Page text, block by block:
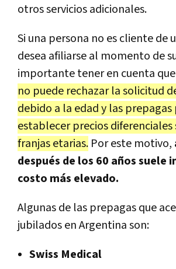
otros servicios adicionales.
Si una persona no es cliente de
desea afiliarse al momento de
importante tener en cuenta que
no puede rechazar la solicitud
debido a la edad y las prepagas
establecer precios diferenciales
franjas etarias. Por este motivo,
después de los 60 años suele
costo más elevado.
Algunas de las prepagas que
jubilados en Argentina son:
Swiss Medical